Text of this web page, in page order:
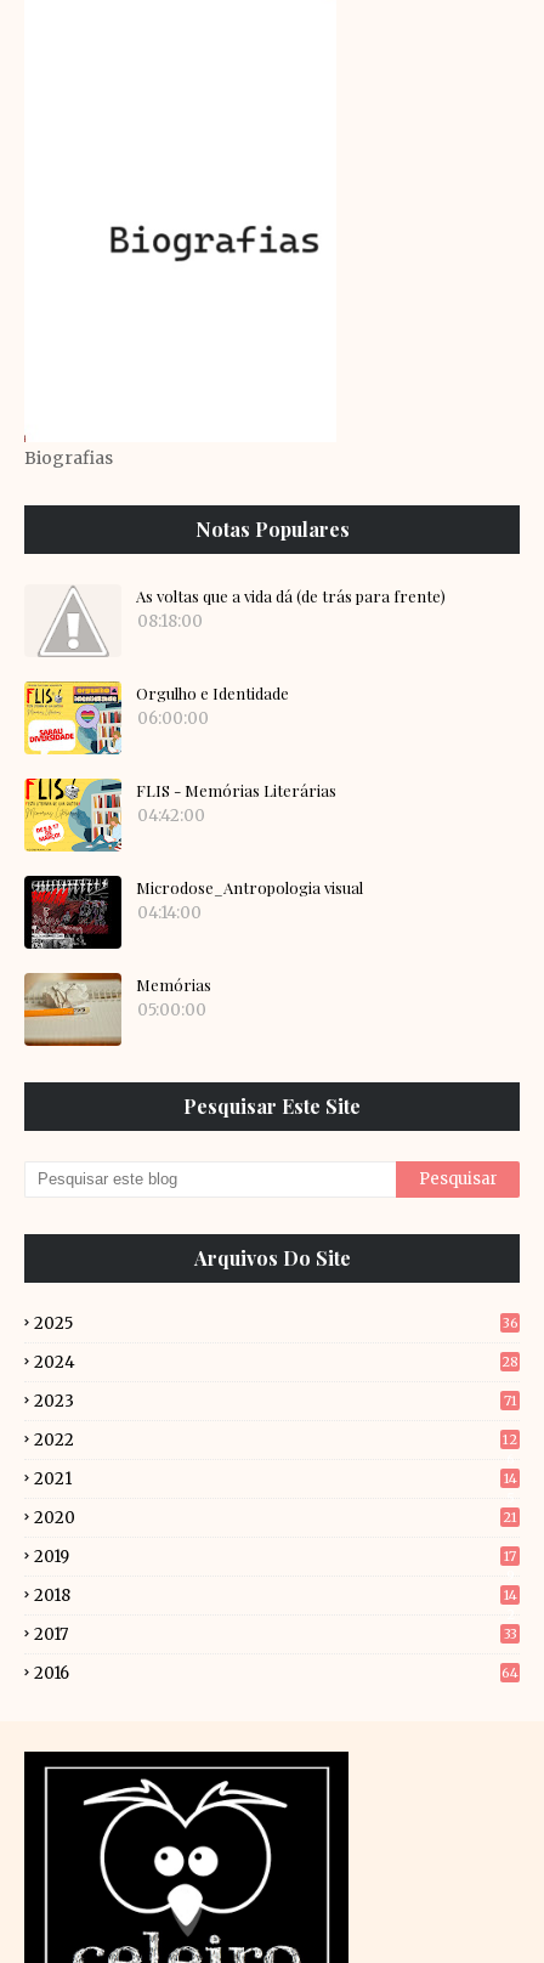
Biografias
Notas Populares
As voltas que a vida dá (de trás para frente)
08:18:00
Orgulho e Identidade
06:00:00
FLIS - Memórias Literárias
04:42:00
Microdose_Antropologia visual
04:14:00
Memórias
05:00:00
Pesquisar Este Site
Arquivos Do Site
2025 36
2024 28
2023 71
2022
12
2021
14
2020 21
2019
17
2018
14
2017 33
2016 64